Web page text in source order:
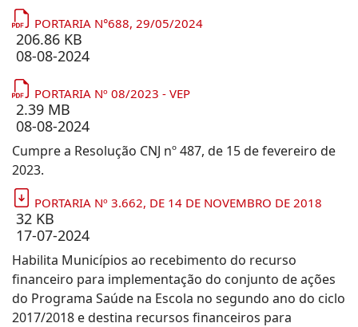
PORTARIA N°688, 29/05/2024
206.86 KB
08-08-2024
PORTARIA Nº 08/2023 - VEP
2.39 MB
08-08-2024
Cumpre a Resolução CNJ nº 487, de 15 de fevereiro de
2023.
PORTARIA Nº 3.662, DE 14 DE NOVEMBRO DE 2018
32 KB
17-07-2024
Habilita Municípios ao recebimento do recurso
financeiro para implementação do conjunto de ações
do Programa Saúde na Escola no segundo ano do ciclo
2017/2018 e destina recursos financeiros para